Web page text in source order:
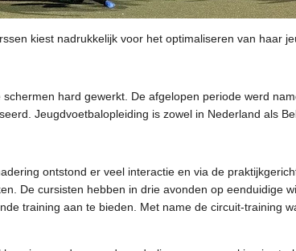
kiest nadrukkelijk voor het optimaliseren van haar
hard gewerkt. De afgelopen periode werd
Jeugdvoetbalopleiding is zowel in Nederland als
ontstond er veel interactie en via de
De cursisten hebben in drie avonden op eenduidige
training aan te bieden. Met name de circuit-training